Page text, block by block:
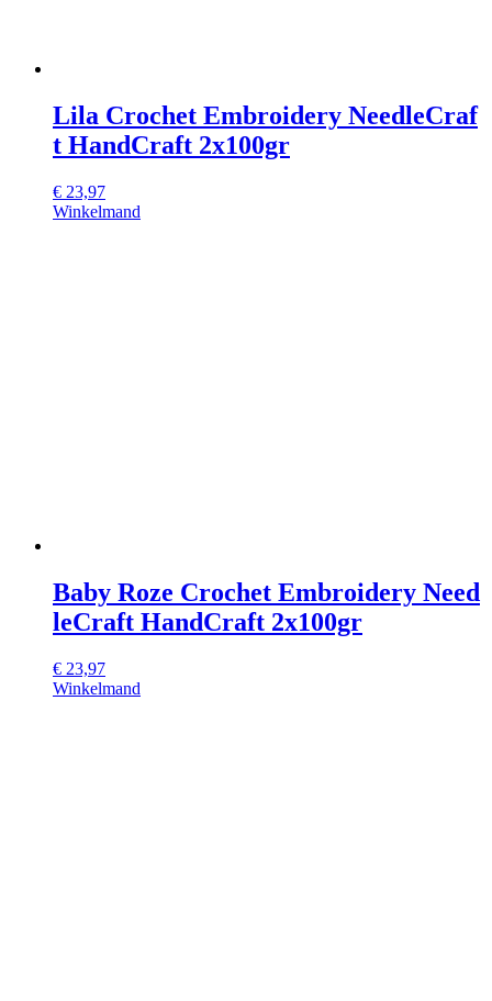
Lila Crochet Embroidery NeedleCraf
t HandCraft 2x100gr
€ 23,97
Winkelmand
Baby Roze Crochet Embroidery Need
leCraft HandCraft 2x100gr
€ 23,97
Winkelmand